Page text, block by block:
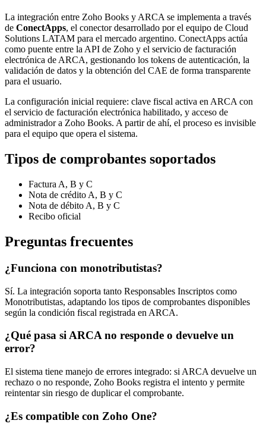
La integración entre Zoho Books y ARCA se implementa a través
de ConectApps, el conector desarrollado por el equipo de Cloud
Solutions LATAM para el mercado argentino. ConectApps actúa
como puente entre la API de Zoho y el servicio de facturación
electrónica de ARCA, gestionando los tokens de autenticación, la
validación de datos y la obtención del CAE de forma transparente
para el usuario.
La configuración inicial requiere: clave fiscal activa en ARCA con
el servicio de facturación electrónica habilitado, y acceso de
administrador a Zoho Books. A partir de ahí, el proceso es invisible
para el equipo que opera el sistema.
Tipos de comprobantes soportados
Factura A, B y C
Nota de crédito A, B y C
Nota de débito A, B y C
Recibo oficial
Preguntas frecuentes
¿Funciona con monotributistas?
Sí. La integración soporta tanto Responsables Inscriptos como
Monotributistas, adaptando los tipos de comprobantes disponibles
según la condición fiscal registrada en ARCA.
¿Qué pasa si ARCA no responde o devuelve un
error?
El sistema tiene manejo de errores integrado: si ARCA devuelve un
rechazo o no responde, Zoho Books registra el intento y permite
reintentar sin riesgo de duplicar el comprobante.
¿Es compatible con Zoho One?